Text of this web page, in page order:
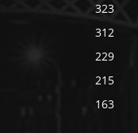
323
312
229
215
163